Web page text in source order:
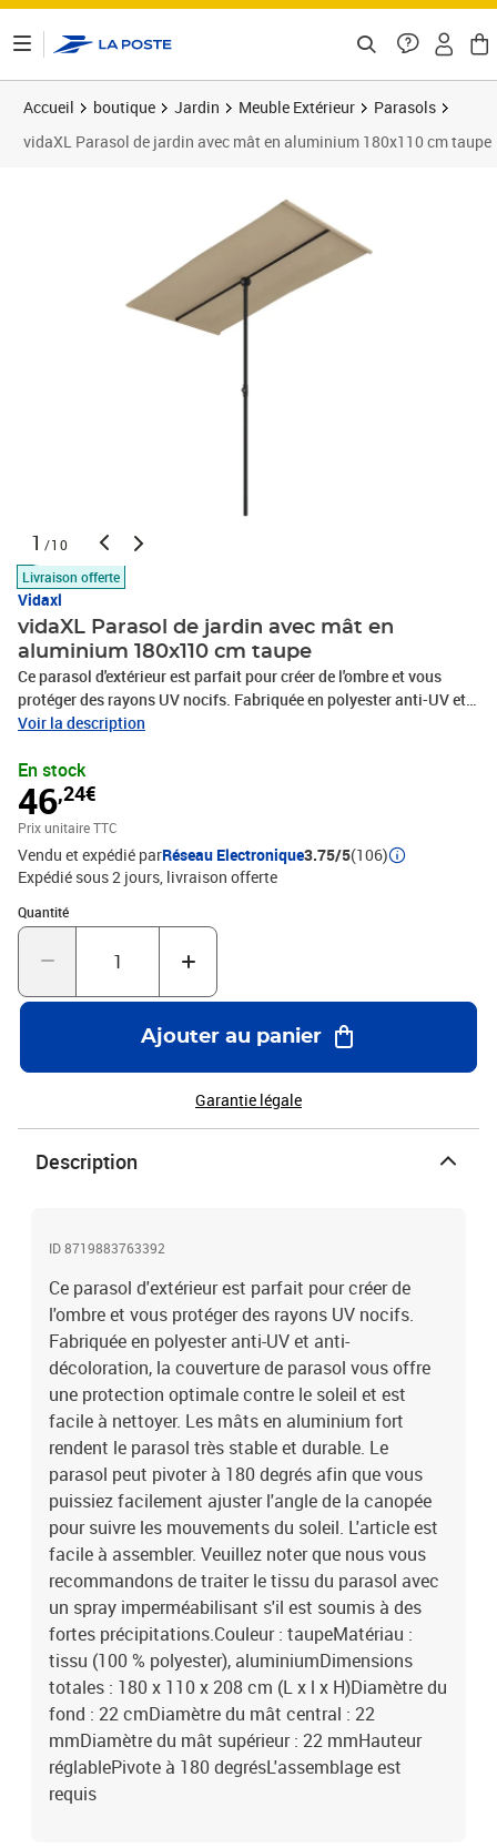
Accueil boutique Jardin Meuble Extérieur
Parasols
vidaXL Parasol de jardin avec mât en aluminium 180x110 cm taupe
1 /10
Livraison offerte
Vidaxl
vidaXL Parasol de jardin avec mât en
aluminium 180x110 cm taupe
Ce parasol d'extérieur est parfait pour créer de l'ombre et vous
protéger des rayons UV nocifs. Fabriquée en polyester anti-UV et
anti-décoloration, la couverture de parasol vous offre une
mâts en aluminium fort rendent le parasol très stable et durable.
Le parasol peut pivoter à 180 degrés afin que vous puissiez
facilement ajuster l'angle de la canopée pour suivre les
mouvements du soleil. L'article est facile à assembler. Veuillez
noter que nous vous recommandons de traiter le tissu du parasol
avec un spray imperméabilisant s'il est soumis à des fortes
précipitations.Couleur : taupeMatériau : tissu (100 % polyester),
aluminiumDimensions totales : 180 x 110 x 208 cm (L x l x
H)Diamètre du fond : 22 cmDiamètre du mât central : 22
180 degrésL'assemblage est requis
Voir la description
En stock
46,24€
Prix unitaire TTC
Vendu et expédié parRéseau Electronique3.75/5(106)
Expédié sous 2 jours livraison offerte
Quantité
Quantité : 1
Ajouter au panier
Garantie légale
Description
ID 8719883763392
Ce parasol d'extérieur est parfait pour créer de
l'ombre et vous protéger des rayons UV nocifs.
Fabriquée en polyester anti-UV et anti-
décoloration, la couverture de parasol vous offre
une protection optimale contre le soleil et est
facile à nettoyer. Les mâts en aluminium fort
rendent le parasol très stable et durable. Le
parasol peut pivoter à 180 degrés afin que vous
puissiez facilement ajuster l'angle de la canopée
pour suivre les mouvements du soleil. L'article est
facile à assembler. Veuillez noter que nous vous
recommandons de traiter le tissu du parasol avec
un spray imperméabilisant s'il est soumis à des
fortes précipitations.Couleur : taupeMatériau :
tissu (100 % polyester), aluminiumDimensions
totales : 180 x 110 x 208 cm (L x l x H)Diamètre du
fond : 22 cmDiamètre du mât central : 22
mmDiamètre du mât supérieur : 22 mmHauteur
réglablePivote à 180 degrésL'assemblage est
requis